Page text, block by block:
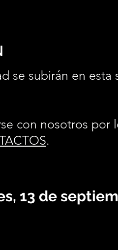
se subirán en esta
con nosotros por
.
13 de